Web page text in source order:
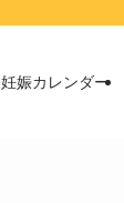
妊娠カレンダー